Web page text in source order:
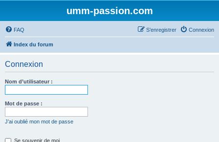
umm-passion.com
FAQ Connexion
S’enregistrer
Index du forum
Connexion
Nom d’utilisateur :
Mot de passe :
J’ai oublié mon mot de passe
Se souvenir de moi